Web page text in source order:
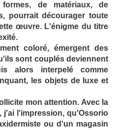
formes, de matériaux, de
pourrait décourager toute
œuvre. L'énigme du titre
coloré, émergent des
sont couplés deviennent
alors interpelé comme
les objets de luxe et
mon attention. Avec la
j'ai l'impression, qu'Ossorio
ou d'un magasin